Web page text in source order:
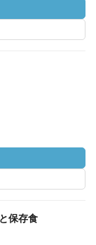
保存食